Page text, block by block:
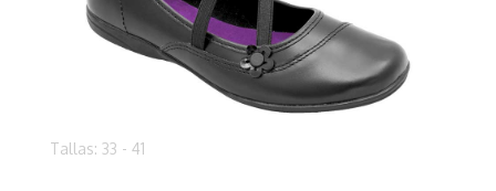
Tallas: 33 - 41